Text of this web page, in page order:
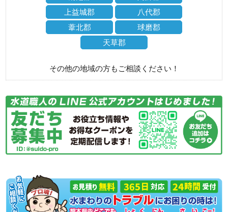
上益城郡
八代郡
葦北郡
球磨郡
天草郡
その他の地域の方もご相談ください！